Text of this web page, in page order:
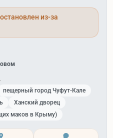
из-за
пещерный город Чуфут-Кале
Ханский дворец
маков в Крыму)